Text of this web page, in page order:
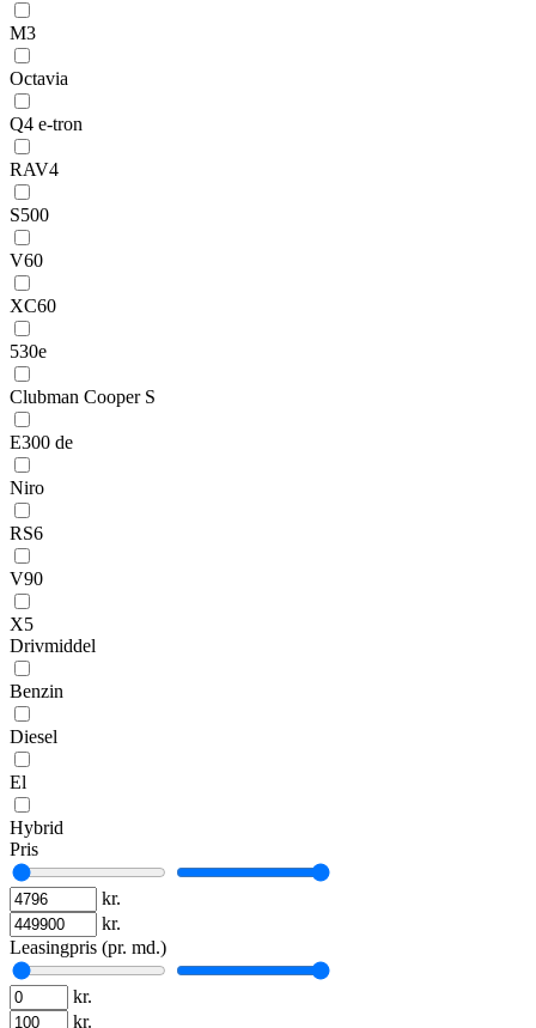
M3
Octavia
Q4 e-tron
RAV4
S500
V60
XC60
530e
Clubman Cooper S
E300 de
Niro
RS6
V90
X5
Drivmiddel
Benzin
Diesel
El
Hybrid
Pris
kr.
kr.
Leasingpris (pr. md.)
kr.
kr.